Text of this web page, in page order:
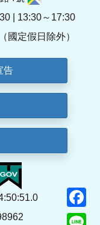
| 13:30～17:30
國定假日除外）
告